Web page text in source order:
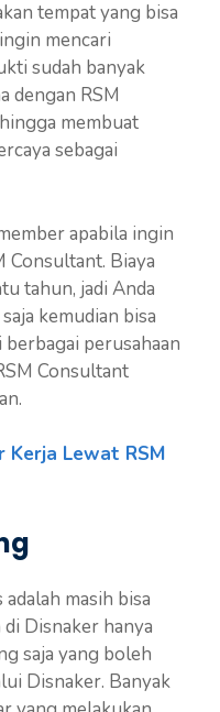
tempat yang bisa
mencari
sudah banyak
dengan RSM
membuat
sebagai
apabila ingin
Consultant. Biaya
tahun, jadi Anda
kemudian bisa
perusahaan
Consultant
Kerja Lewat RSM
masih bisa
Disnaker hanya
saja yang boleh
Disnaker. Banyak